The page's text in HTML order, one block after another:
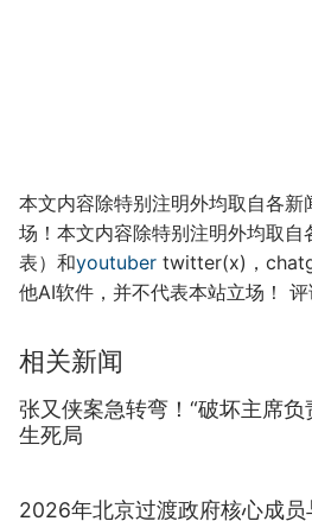
本文内容除特别注明外均取自各新
场！本文内容除特别注明外均取自
表）和youtuber twitter(x)，
他AI软件，并不代表本站立场！ 评
相关新闻
张又侠案急转弯！“破坏主席负
生死局
2026年北京过渡政府核心成员